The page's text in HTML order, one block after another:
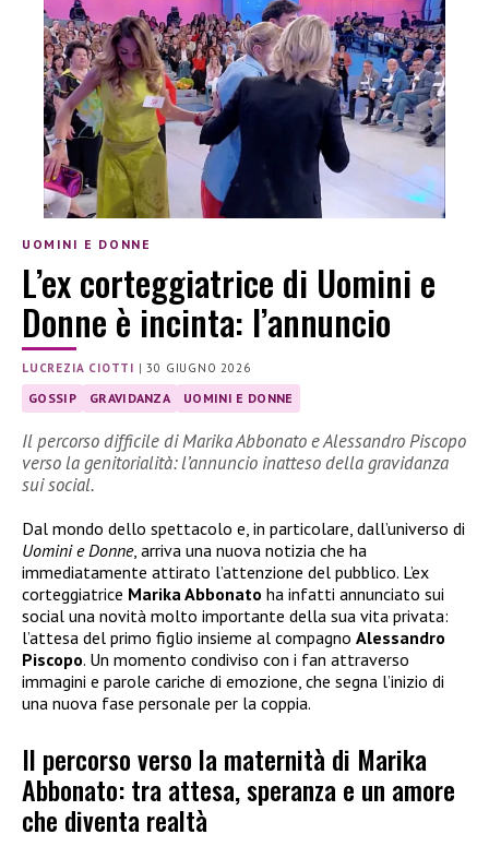
UOMINI E DONNE
L’ex corteggiatrice di Uomini e
Donne è incinta: l’annuncio
LUCREZIA CIOTTI |30 GIUGNO 2026
GOSSIP GRAVIDANZA UOMINI E DONNE
Il percorso difficile di Marika Abbonato e Alessandro Piscopo
verso la genitorialità: l’annuncio inatteso della gravidanza
sui social.
Dal mondo dello spettacolo e, in particolare, dall’universo di
Uomini e Donne, arriva una nuova notizia che ha
immediatamente attirato l’attenzione del pubblico. L’ex
corteggiatrice Marika Abbonato ha infatti annunciato sui
social una novità molto importante della sua vita privata:
l’attesa del primo figlio insieme al compagno Alessandro
Piscopo. Un momento condiviso con i fan attraverso
immagini e parole cariche di emozione, che segna l’inizio di
una nuova fase personale per la coppia.
Il percorso verso la maternità di Marika
Abbonato: tra attesa, speranza e un amore
che diventa realtà